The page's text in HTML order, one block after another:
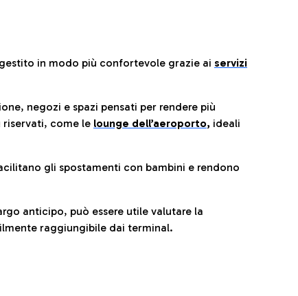
in modo più confortevole grazie ai servizi
negozi e spazi pensati per rendere più
riservati, come le lounge dell’aeroporto, ideali
gli spostamenti con bambini e rendono
anticipo, può essere utile valutare la
raggiungibile dai terminal.